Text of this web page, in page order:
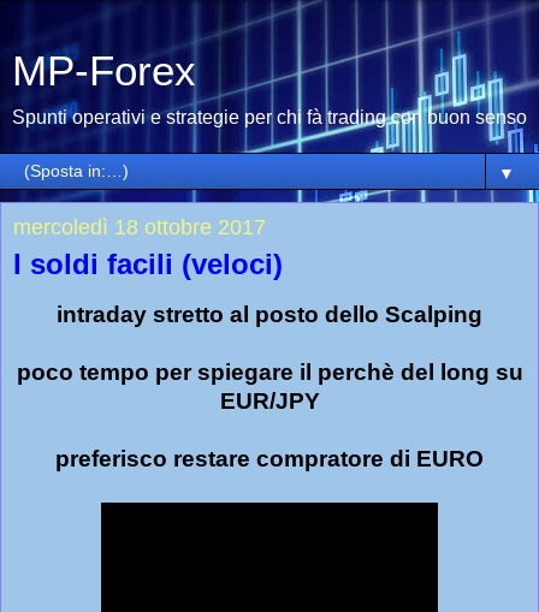
MP-Forex
Spunti operativi e strategie per chi fà trading con buon senso
▼
mercoledì 18 ottobre 2017
I soldi facili (veloci)
intraday stretto al posto dello Scalping
poco tempo per spiegare il perchè del long su
EUR/JPY
preferisco restare compratore di EURO